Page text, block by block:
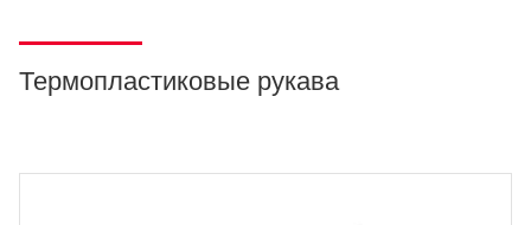
Термопластиковые рукава